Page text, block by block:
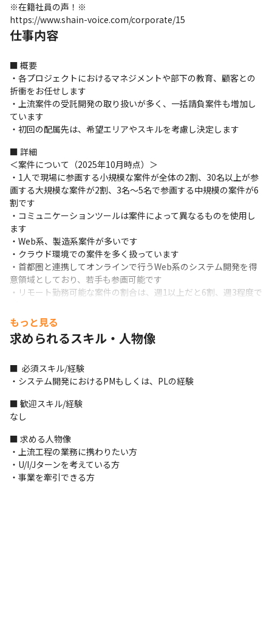
※在籍社員の声！※
https://www.shain-voice.com/corporate/15
仕事内容
■ 概要
・各プロジェクトにおけるマネジメントや部下の教育、顧客との
折衝をお任せします
・上流案件の受託開発の取り扱いが多く、一括請負案件も増加し
ています
・初回の配属先は、希望エリアやスキルを考慮し決定します
■ 詳細
＜案件について（2025年10月時点）＞
・1人で現場に参画する小規模な案件が全体の2割、30名以上が参
画する大規模な案件が2割、3名～5名で参画する中規模の案件が6
割です
・コミュニケーションツールは案件によって異なるものを使用し
ます
・Web系、製造系案件が多いです
・クラウド環境での案件を多く扱っています
・首都圏と連携してオンラインで行うWeb系のシステム開発を得
意領域としており、若手も参画可能です
・リモート勤務可能な案件の割合は、週1以上だと6割、週3程度で
＜開発手法＞
・大手企業との取引がメインのため、ウォーターフォール型開発
＜募集背景（2025年10月時点）＞
当社は、一部上場企業を中心に全国900社を超える企業さまから、
さまざまな課題の相談を受け事業を拡大しています。
現在、売上・利益共に堅調に推移し、今後も安定した経営基盤を
ン」や「組込ソフトウェア」、「保守・運用」をはじめとする、
エンジニアの採用を積極的に行っています。
＜教育研修制度＞
もっと見る
求められるスキル・人物像
■  必須スキル/経験
・システム開発におけるPMもしくは、PLの経験
■ 歓迎スキル/経験
なし
■ 求める人物像
・上流工程の業務に携わりたい方
・U/I/Jターンを考えている方
・事業を牽引できる方